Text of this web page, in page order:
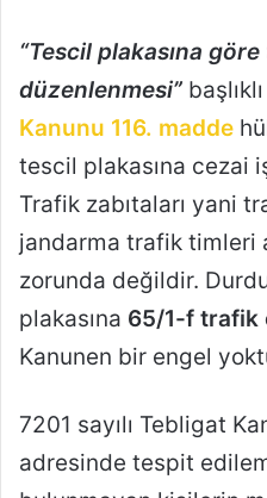
“Tescil plakasına
düzenlenmesi” başlıklı
Kanunu 116. madde
tescil plakasına cezai
Trafik zabıtaları yani
jandarma trafik timleri
zorunda değildir.
plakasına 65/1-f trafik
Kanunen bir engel
7201 sayılı Tebligat
adresinde tespit